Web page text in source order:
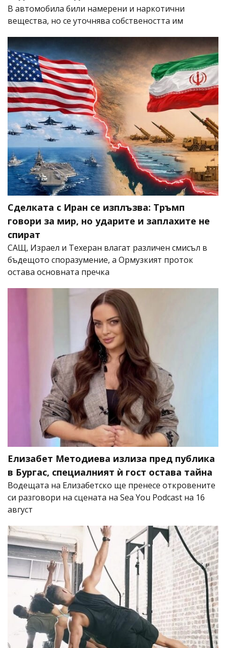
В автомобила били намерени и наркотични
вещества, но се уточнява собствеността им
Сделката с Иран се изплъзва: Тръмп
говори за мир, но ударите и заплахите не
спират
САЩ, Израел и Техеран влагат различен смисъл в
бъдещото споразумение, а Ормузкият проток
остава основната пречка
Елизабет Методиева излиза пред публика
в Бургас, специалният ѝ гост остава тайна
Водещата на Елизабетско ще пренесе откровените
си разговори на сцената на Sea You Podcast на 16
август